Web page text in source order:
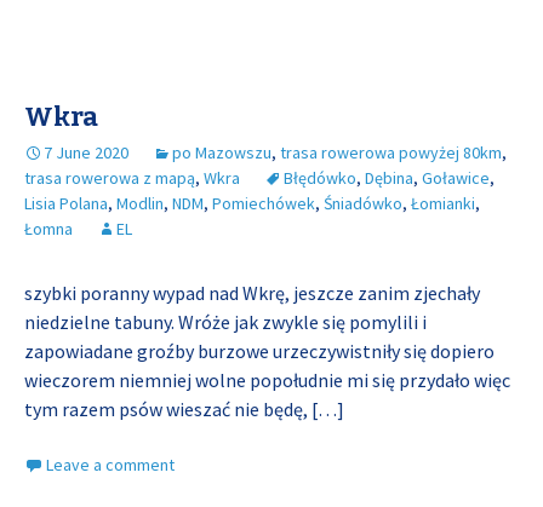
Wkra
7 June 2020 po Mazowszu, trasa rowerowa powyżej 80km,
trasa rowerowa z mapą, Wkra Błędówko, Dębina, Goławice,
Lisia Polana, Modlin, NDM, Pomiechówek, Śniadówko, Łomianki,
Łomna
EL
szybki poranny wypad nad Wkrę, jeszcze zanim zjechały
niedzielne tabuny. Wróże jak zwykle się pomylili i
zapowiadane groźby burzowe urzeczywistniły się dopiero
wieczorem niemniej wolne popołudnie mi się przydało więc
tym razem psów wieszać nie będę, […]
Leave a comment